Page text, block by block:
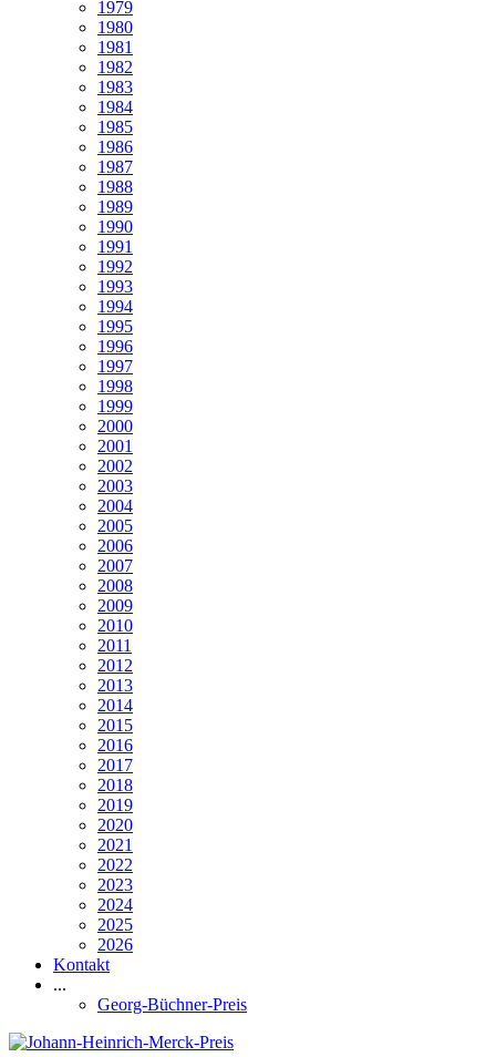
1979
1980
1981
1982
1983
1984
1985
1986
1987
1988
1989
1990
1991
1992
1993
1994
1995
1996
1997
1998
1999
2000
2001
2002
2003
2004
2005
2006
2007
2008
2009
2010
2011
2012
2013
2014
2015
2016
2017
2018
2019
2020
2021
2022
2023
2024
2025
2026
Kontakt
...
Georg-Büchner-Preis